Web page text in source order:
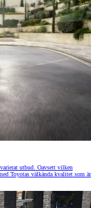
utbud. Oavsett vilken
Toyotas välkända kvalitet som är